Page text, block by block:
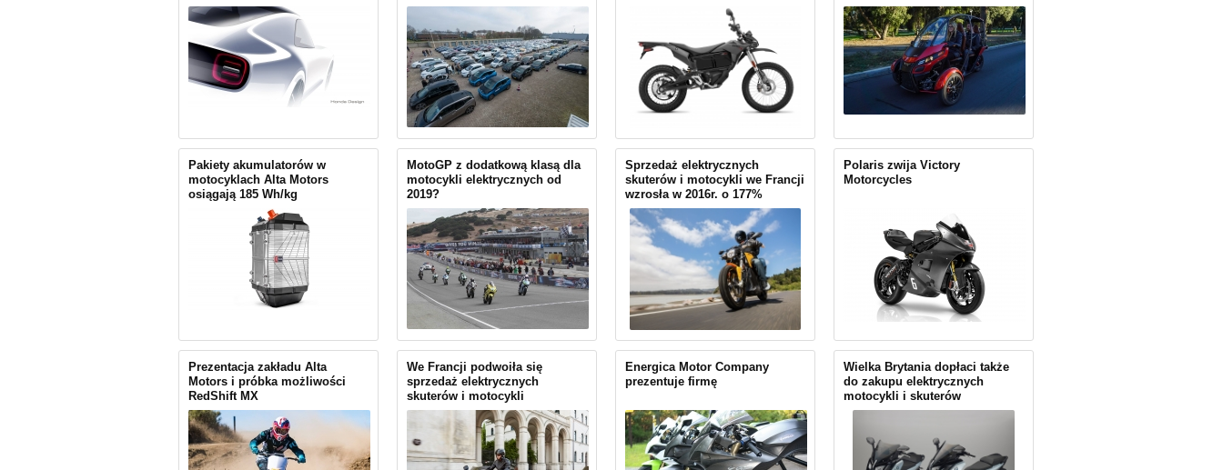
Pakiety akumulatorów w
motocyklach Alta Motors
osiągają 185 Wh/kg
MotoGP z dodatkową klasą dla
motocykli elektrycznych od
2019?
Sprzedaż elektrycznych
skuterów i motocykli we Francji
wzrosła w 2016r. o 177%
Polaris zwija Victory
Motorcycles
Prezentacja zakładu Alta
Motors i próbka możliwości
RedShift MX
We Francji podwoiła się
sprzedaż elektrycznych
skuterów i motocykli
Energica Motor Company
prezentuje firmę
Wielka Brytania dopłaci także
do zakupu elektrycznych
motocykli i skuterów